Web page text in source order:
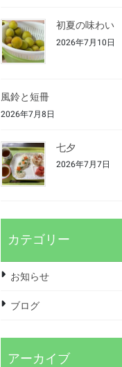
初夏の味わい
2026年7月10日
風鈴と短冊
2026年7月8日
七夕
2026年7月7日
カテゴリー
お知らせ
ブログ
アーカイブ